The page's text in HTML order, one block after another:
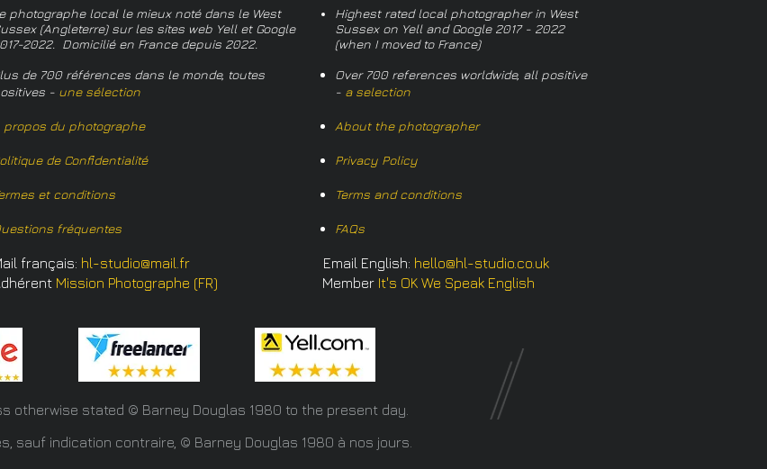
photographe local le mieux noté dans le West
(Angleterre) sur les sites web Yell et Google
2022. Domicilié en France depuis 2022.
de 700 références dans le monde, toutes
- une sélection
propos du photographe
de Confidentialité
et conditions
fréquentes
Highest rated local photographer in West
Sussex on Yell and Google 2017 - 2022
(when I moved to France)
Over 700 references worldwide, all positive
- a selection
About the photographer
Privacy Policy
Terms and conditions
FAQs
français: hl-studio@mail.fr Email English: hello@hl-studio.co.uk
Mission Photographe (FR) Member It's OK We Speak English
otherwise stated © Barney Douglas 1980 to the present day.
sauf indication contraire, © Barney Douglas 1980 à nos jours.